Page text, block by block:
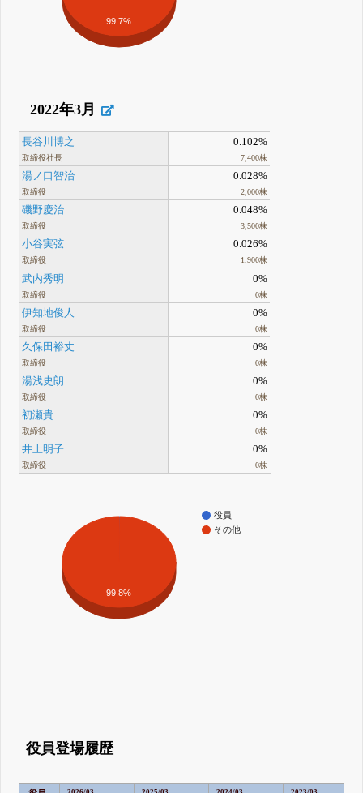
99.7%
2022年3月
長谷川博之
取締役社長
0.102%
7,400株
湯ノ口智治
取締役
0.028%
2,000株
磯野慶治
取締役
0.048%
3,500株
小谷実弦
取締役
0.026%
1,900株
武内秀明
取締役
0%
0株
伊知地俊人
取締役
0%
0株
久保田裕丈
取締役
0%
0株
湯浅史朗
取締役
0%
0株
初瀬貴
取締役
0%
0株
井上明子
取締役
0%
0株
役員
その他
99.8%
役員登場履歴